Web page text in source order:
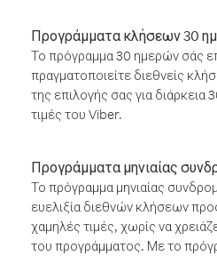
Προγράμματα κλήσεων 30
Το πρόγραμμα 30 ημερών σάς
πραγματοποιείτε διεθνείς
της επιλογής σας για διάρκεια
τιμές του Viber.
Προγράμματα μηνιαίας
Το πρόγραμμα μηνιαίας
ευελιξία διεθνών κλήσεων
χαμηλές τιμές, χωρίς να
του προγράμματος. Με το